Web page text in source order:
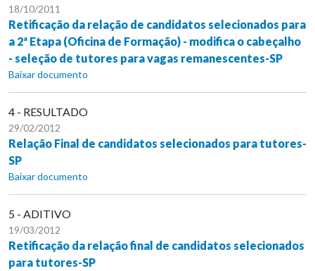
18/10/2011
Retificação da relação de candidatos selecionados para
a 2ª Etapa (Oficina de Formação) - modifica o cabeçalho
- seleção de tutores para vagas remanescentes-SP
Baixar documento
4 - RESULTADO
29/02/2012
Relação Final de candidatos selecionados para tutores-
SP
Baixar documento
5 - ADITIVO
19/03/2012
Retificação da relação final de candidatos selecionados
para tutores-SP